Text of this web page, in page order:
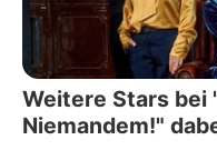
Weitere Stars bei
Niemandem!"